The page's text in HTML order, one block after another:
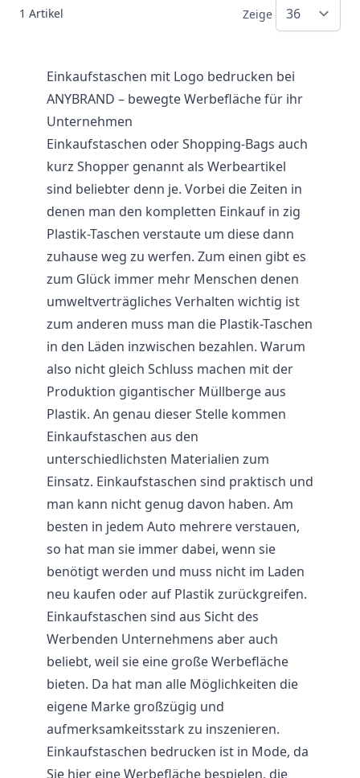
1 Artikel Zeige
Einkaufstaschen mit Logo bedrucken bei
ANYBRAND – bewegte Werbefläche für ihr
Unternehmen
Einkaufstaschen oder Shopping-Bags auch
kurz Shopper genannt als Werbeartikel
sind beliebter denn je. Vorbei die Zeiten in
denen man den kompletten Einkauf in zig
Plastik-Taschen verstaute um diese dann
zuhause weg zu werfen. Zum einen gibt es
zum Glück immer mehr Menschen denen
umweltverträgliches Verhalten wichtig ist
zum anderen muss man die Plastik-Taschen
in den Läden inzwischen bezahlen. Warum
also nicht gleich Schluss machen mit der
Produktion gigantischer Müllberge aus
Plastik. An genau dieser Stelle kommen
Einkaufstaschen aus den
unterschiedlichsten Materialien zum
Einsatz. Einkaufstaschen sind praktisch und
man kann nicht genug davon haben. Am
besten in jedem Auto mehrere verstauen,
so hat man sie immer dabei, wenn sie
benötigt werden und muss nicht im Laden
neu kaufen oder auf Plastik zurückgreifen.
Einkaufstaschen sind aus Sicht des
Werbenden Unternehmens aber auch
beliebt, weil sie eine große Werbefläche
bieten. Da hat man alle Möglichkeiten die
eigene Marke großzügig und
aufmerksamkeitsstark zu inszenieren.
Einkaufstaschen bedrucken ist in Mode, da
Sie hier eine Werbefläche bespielen, die